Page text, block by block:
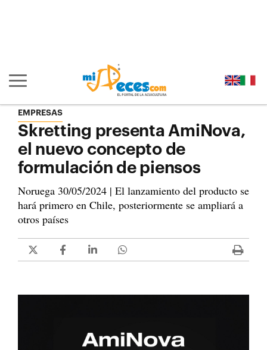
Mostrar/ocultar navegación principal
EMPRESAS
Skretting presenta AmiNova,
el nuevo concepto de
formulación de piensos
Noruega 30/05/2024 | El lanzamiento del producto se
hará primero en Chile, posteriormente se ampliará a
otros países